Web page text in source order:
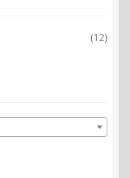
(12)